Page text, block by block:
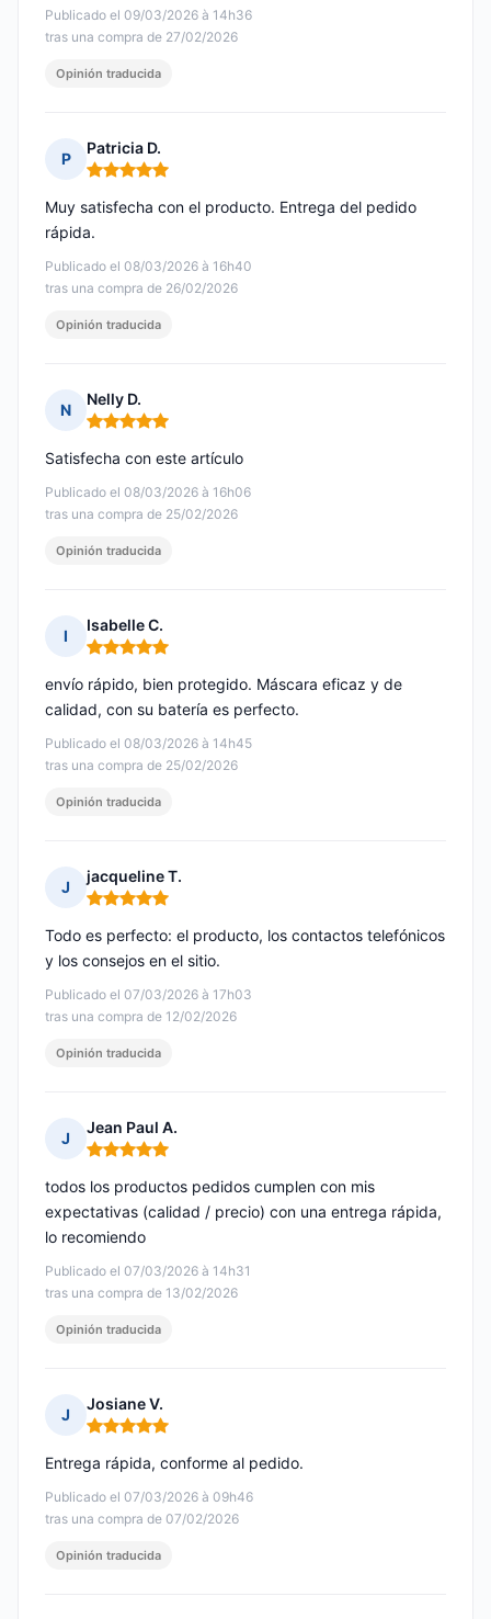
Publicado el 09/03/2026 à 14h36
tras una compra de 27/02/2026
Opinión traducida
P
Patricia D.
Nota: 5 de 5
Publicado el 08/03/2026 à 16h40
tras una compra de 26/02/2026
Muy satisfecha con el producto. Entrega del pedido
rápida.
Opinión traducida
N
Nelly D.
Nota: 5 de 5
Publicado el 08/03/2026 à 16h06
tras una compra de 25/02/2026
Satisfecha con este artículo
Opinión traducida
I
Isabelle C.
Nota: 5 de 5
Publicado el 08/03/2026 à 14h45
tras una compra de 25/02/2026
envío rápido, bien protegido. Máscara eficaz y de
calidad, con su batería es perfecto.
Opinión traducida
J
jacqueline T.
Nota: 5 de 5
Publicado el 07/03/2026 à 17h03
tras una compra de 12/02/2026
Todo es perfecto: el producto, los contactos telefónicos
y los consejos en el sitio.
Opinión traducida
J
Jean Paul A.
Nota: 5 de 5
Publicado el 07/03/2026 à 14h31
tras una compra de 13/02/2026
todos los productos pedidos cumplen con mis
expectativas (calidad / precio) con una entrega rápida,
lo recomiendo
Opinión traducida
J
Josiane V.
Nota: 5 de 5
Publicado el 07/03/2026 à 09h46
tras una compra de 07/02/2026
Entrega rápida, conforme al pedido.
Opinión traducida